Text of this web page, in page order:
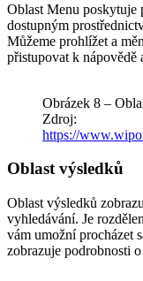
Oblast Menu
dostupným
Můžeme prohlížet a
přistupovat k
Obrázek 8 –
Zdroj:
https://
Oblast výsledků
Oblast výsledků
vyhledávání. Je
vám umožní procházet
zobrazuje podrobnosti